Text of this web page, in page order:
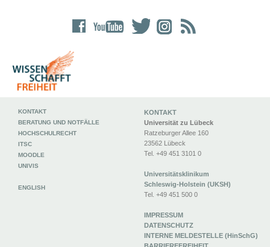
KONTAKT
Universität zu Lübeck
Ratzeburger Allee 160
23562 Lübeck
Tel. +49 451 3101 0
Universitätsklinikum
Schleswig-Holstein (UKSH)
Tel. +49 451 500 0
IMPRESSUM
DATENSCHUTZ
INTERNE MELDESTELLE (HinSchG)
KONTAKT
BERATUNG UND NOTFÄLLE
HOCHSCHULRECHT
ITSC
MOODLE
UNIVIS
ENGLISH